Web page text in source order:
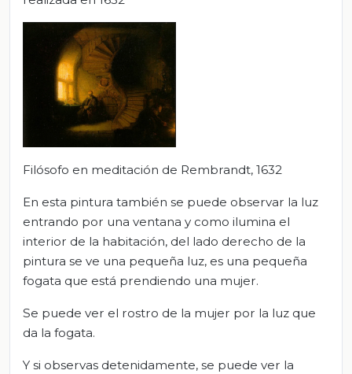
Filósofo en meditación de Rembrandt, 1632
En esta pintura también se puede observar la luz
entrando por una ventana y como ilumina el
interior de la habitación, del lado derecho de la
pintura se ve una pequeña luz, es una pequeña
fogata que está prendiendo una mujer.
Se puede ver el rostro de la mujer por la luz que
da la fogata.
Y si observas detenidamente, se puede ver la